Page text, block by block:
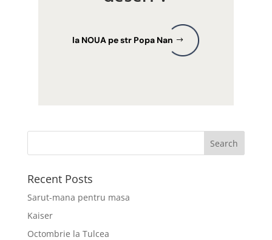
la NOUA pe str Popa Nan
Recent Posts
Sarut-mana pentru masa
Kaiser
Octombrie la Tulcea